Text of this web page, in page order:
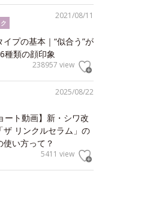
2021/08/11
イプの基本｜“似合う”が
種類の顔印象
238957 view
2025/08/22
ート動画】新・シワ改
ザ リンクルセラム」の
使い方って？
5411 view